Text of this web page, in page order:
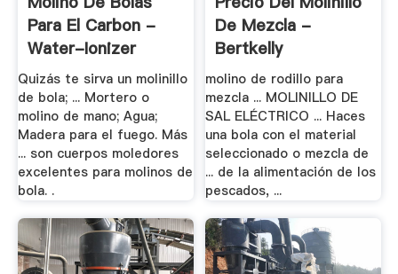
Para El Carbon -
Water-Ionizer
Quizás te sirva un molinillo
de bola; ... Mortero o
molino de mano; Agua;
Madera para el fuego. Más
... son cuerpos moledores
excelentes para molinos de
bola. .
De Mezcla -
Bertkelly
molino de rodillo para
mezcla ... MOLINILLO DE
SAL ELÉCTRICO ... Haces
una bola con el material
seleccionado o mezcla de
... de la alimentación de los
pescados, ...